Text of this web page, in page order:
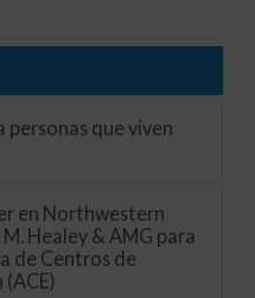
personas que viven
en Northwestern
Healey & AMG para
de Centros de